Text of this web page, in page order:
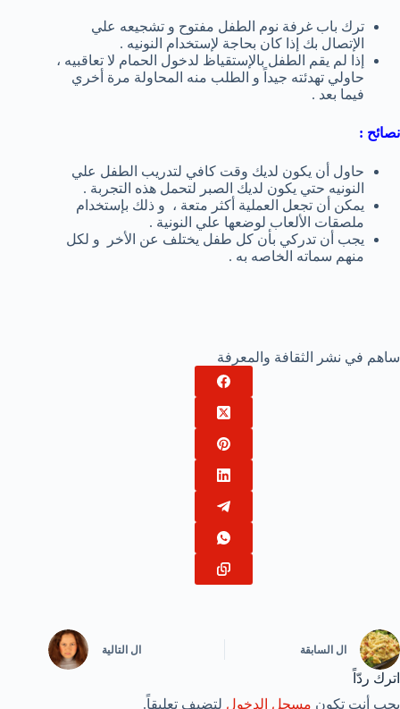
ترك باب غرفة نوم الطفل مفتوح و تشجيعه علي
الإتصال بك إذا كان بحاجة لإستخدام النونيه .
إذا لم يقم الطفل بالإستقياظ لدخول الحمام لا تعاقبيه ،
حاولي تهدئته جيداً و الطلب منه المحاولة مرة أخري
فيما بعد .
نصائح :
حاول أن يكون لديك وقت كافي لتدريب الطفل علي
النونيه حتي يكون لديك الصبر لتحمل هذه التجربة .
يمكن أن تجعل العملية أكثر متعة ، و ذلك بإستخدام
ملصقات الألعاب لوضعها علي النونية .
يجب أن تدركي بأن كل طفل يختلف عن الأخر و لكل
منهم سماته الخاصه به .
ساهم في نشر الثقافة والمعرفة
ال السابقة ال التالية
اترك ردّاً
يجب أنت تكون مسجل الدخول لتضيف تعليقاً.